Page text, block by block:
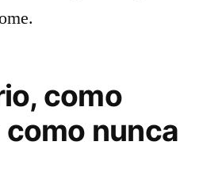
como
nunca